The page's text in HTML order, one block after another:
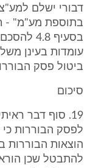
בתוספת מע"מ" -
בסעיף
עומדות בעינן
ביטול פסק
סיכום
לפסק הבוררות
להתבטל שכן